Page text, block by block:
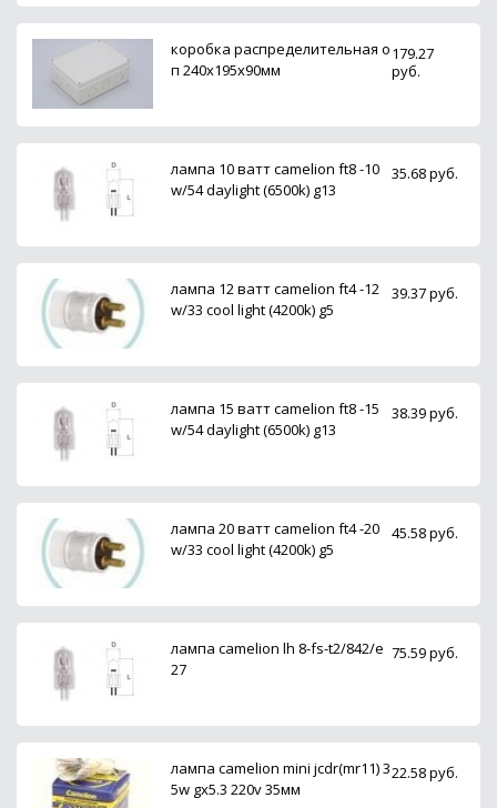
коробка распределительная о
п 240х195х90мм
179.27
руб.
лампа 10 ватт camelion ft8 -10
w/54 daylight (6500k) g13
35.68 руб.
лампа 12 ватт camelion ft4 -12
w/33 cool light (4200k) g5
39.37 руб.
лампа 15 ватт camelion ft8 -15
w/54 daylight (6500k) g13
38.39 руб.
лампа 20 ватт camelion ft4 -20
w/33 cool light (4200k) g5
45.58 руб.
лампа camelion lh 8-fs-t2/842/e
27
75.59 руб.
лампа camelion mini jсdr(mr11) 3
5w gx5.3 220v 35мм
22.58 руб.